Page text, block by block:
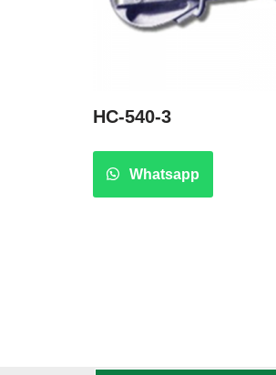
HC-540-3
Whatsapp